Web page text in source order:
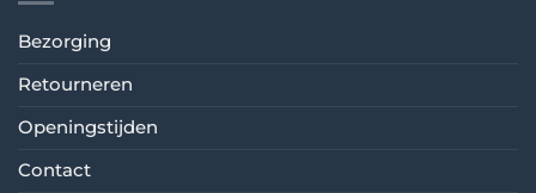
Bezorging
Retourneren
Openingstijden
Contact